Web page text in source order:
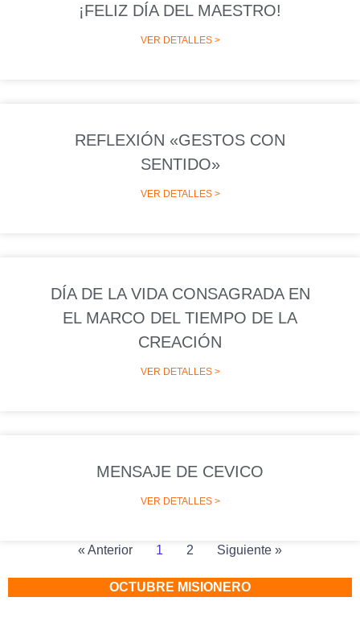
¡FELIZ DÍA DEL MAESTRO!
VER DETALLES >
REFLEXIÓN «GESTOS CON
SENTIDO»
VER DETALLES >
DÍA DE LA VIDA CONSAGRADA EN
EL MARCO DEL TIEMPO DE LA
CREACIÓN
VER DETALLES >
MENSAJE DE CEVICO
VER DETALLES >
« Anterior 1 2 Siguiente »
OCTUBRE MISIONERO